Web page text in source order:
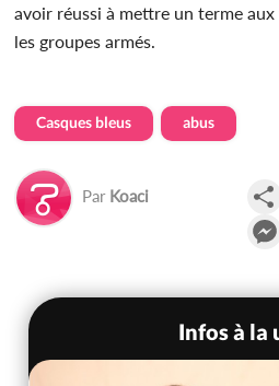
avoir réussi à mettre un terme
les groupes armés.
Casques bleus abus
Par Koaci
Infos à la